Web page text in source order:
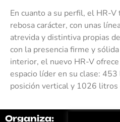
En cuanto a su perfil, el HR-
rebosa carácter, con unas
atrevida y distintiva propias
con la presencia firme y
interior, el nuevo HR-V
espacio líder en su clase:
posición vertical y 1026 litros
Organiza: